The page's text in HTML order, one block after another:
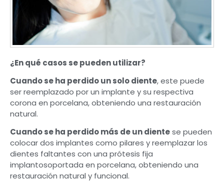
¿En qué casos se pueden utilizar?
Cuando se ha perdido un solo diente, este puede
ser reemplazado por un implante y su respectiva
corona en porcelana, obteniendo una restauración
natural.
Cuando se ha perdido más de un dientese pueden
colocar dos implantes como pilares y reemplazar los
dientes faltantes con una prótesis fija
implantosoportada en porcelana, obteniendo una
restauración natural y funcional.